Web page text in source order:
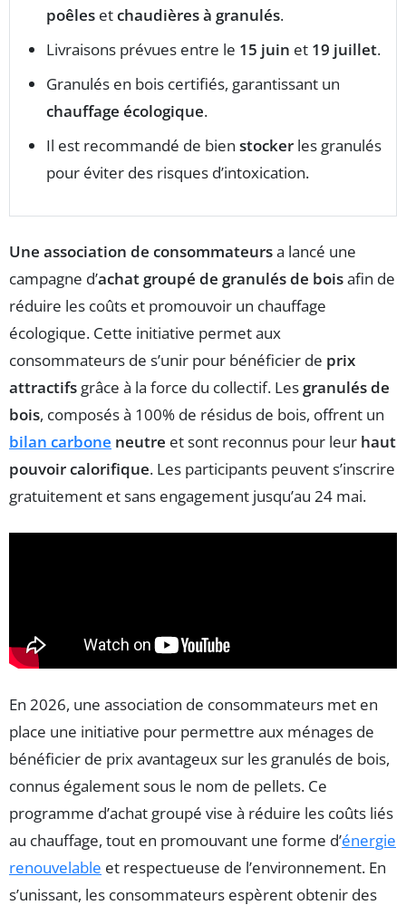
poêles etchaudières à granulés.
Livraisons prévues entre le 15 juin et 19 juillet.
Granulés en bois certifiés, garantissant un
chauffage écologique.
Il est recommandé de bien stocker les granulés
pour éviter des risques d’intoxication.
Une association de consommateursa lancé une
campagne d’achat groupé de granulés de boisafin de
réduire les coûts et promouvoir un chauffage
écologique. Cette initiative permet aux
consommateurs de s’unir pour bénéficier de prix
attractifs grâce à la force du collectif. Les granulés de
bois, composés à 100% de résidus de bois, offrent un
bilan carbone neutre et sont reconnus pour leur haut
pouvoir calorifique. Les participants peuvent s’inscrire
gratuitement et sans engagement jusqu’au 24 mai.
En 2026, une association de consommateurs met en
place une initiative pour permettre aux ménages de
bénéficier de prix avantageux sur les granulés de bois,
connus également sous le nom de pellets. Ce
programme d’achat groupé vise à réduire les coûts liés
au chauffage, tout en promouvant une forme d’énergie
renouvelable et respectueuse de l’environnement. En
s’unissant, les consommateurs espèrent obtenir des